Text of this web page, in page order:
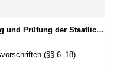
(APOLmCh) Vom 5. September 2008 (GVBl. S. 651) BayRS 2125-1-3-U (§§ 1–32)
(§§ 6–18)